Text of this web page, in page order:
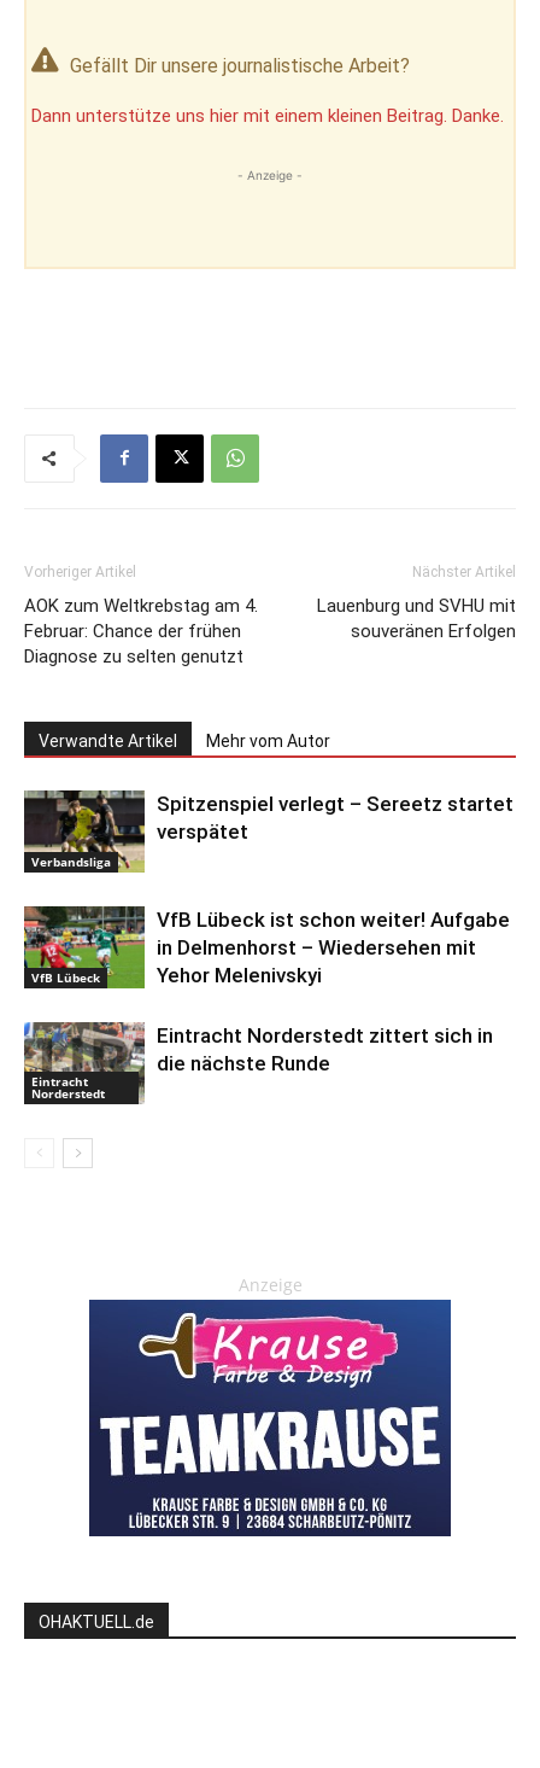
Gefällt Dir unsere journalistische Arbeit?
Dann unterstütze uns hier mit einem kleinen Beitrag. Danke.
- Anzeige -
Vorheriger Artikel
AOK zum Weltkrebstag am 4.
Februar: Chance der frühen
Diagnose zu selten genutzt
Nächster Artikel
Lauenburg und SVHU mit
souveränen Erfolgen
Verwandte Artikel Mehr vom Autor
Verbandsliga
Spitzenspiel verlegt – Sereetz startet
verspätet
VfB Lübeck
VfB Lübeck ist schon weiter! Aufgabe
in Delmenhorst – Wiedersehen mit
Yehor Melenivskyi
Eintracht
Norderstedt
Eintracht Norderstedt zittert sich in
die nächste Runde
Anzeige
OHAKTUELL.de